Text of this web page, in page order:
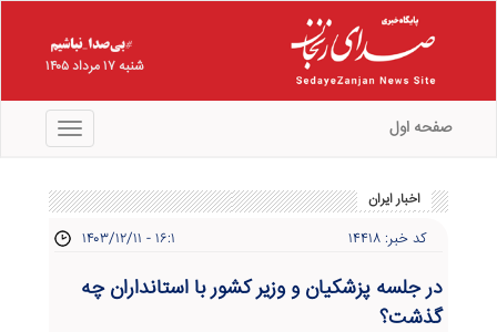
شنبه ۱۷ مرداد ۱۴۰۵
منو صفحه اول
اخبار ایران
کد خبر: ۱۴۴۱۸ ۱۴۰۳/۱۲/۱۱ - ۱۶:۱
در جلسه پزشکیان و وزیر کشور با استانداران چه
گذشت؟